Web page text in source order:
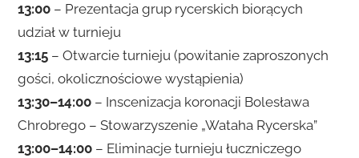
13:00– Prezentacja grup rycerskich biorących
udział w turnieju
13:15– Otwarcie turnieju (powitanie zaproszonych
gości, okolicznościowe wystąpienia)
13:30–14:00– Inscenizacja koronacji Bolesława
Chrobrego – Stowarzyszenie „Wataha Rycerska”
13:00–14:00– Eliminacje turnieju łuczniczego